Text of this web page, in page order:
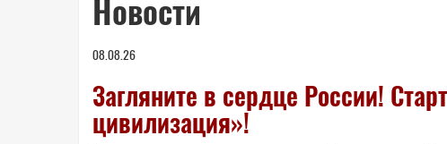
here
Новости
08.08.26
Загляните в сердце России!
цивилизация»!